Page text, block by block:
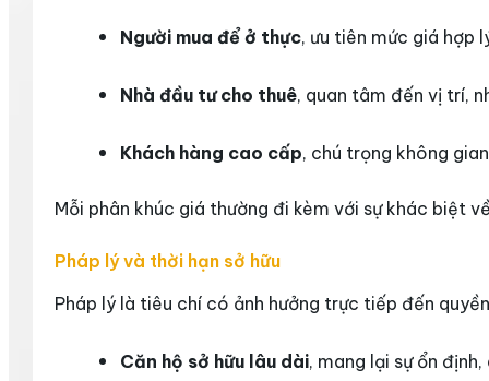
Người mua để ở thực, ưu tiên mức giá hợp
Nhà đầu tư cho thuê, quan tâm đến vị trí,
Khách hàng cao cấp, chú trọng không
Mỗi phân khúc giá thường đi kèm với sự khác biệt
Pháp lý và thời hạn sở hữu
Pháp lý là tiêu chí có ảnh hưởng trực tiếp đến
Căn hộ sở hữu lâu dài, mang lại sự ổn